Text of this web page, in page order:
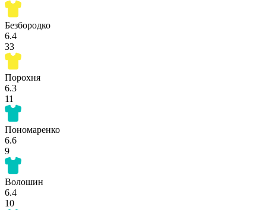
Безбородко
6.4
33
Порохня
6.3
11
Пономаренко
6.6
9
Волошин
6.4
10